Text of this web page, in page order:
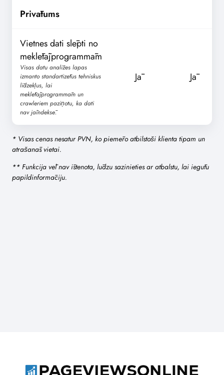
Privātums
Vietnes dati slēpti no
meklētājprogrammām
Visas datu analīzes lapas
izmanto standartizētus tehniskus
līdzekļus, lai
meklētājprogrammām un
crawleriem paziņotu, ka dati
nav jāindeksē.
Jā Jā
* Visas cenas nesatur PVN, ko piemēro atbilstoši klienta tipam un
atrašanās vietai.
** Funkcija vēl nav īstenota, lūdzu sazinieties ar atbalstu, lai iegūtu
papildinformāciju.